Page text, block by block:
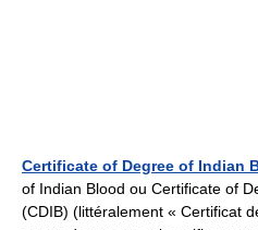
Certificate of Degree of Indian
of Indian Blood ou Certificate of
(CDIB) (littéralement « Certificat